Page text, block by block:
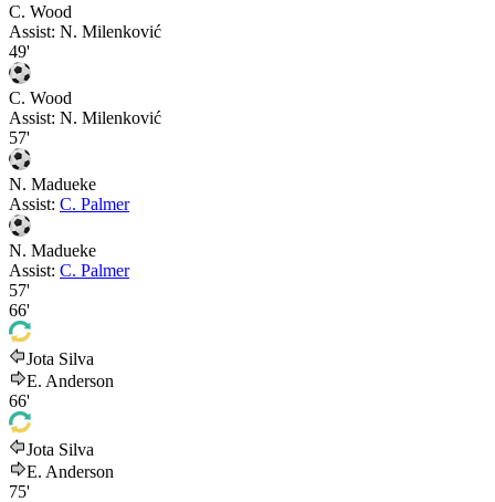
C. Wood
Assist: N. Milenković
49'
C. Wood
Assist: N. Milenković
57'
N. Madueke
Assist: C. Palmer
N. Madueke
Assist: C. Palmer
57'
66'
Jota Silva
E. Anderson
66'
Jota Silva
E. Anderson
75'